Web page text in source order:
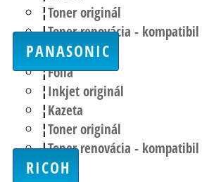
Toner originál
Toner renovácia - kompatibil
PANASONIC
Fólia
Inkjet originál
Kazeta
Toner originál
Toner renovácia - kompatibil
RICOH